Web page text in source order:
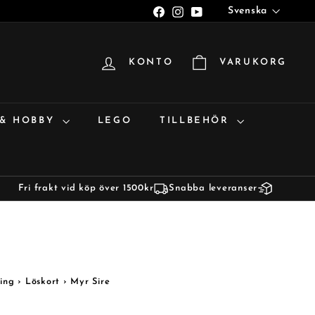
Facebook
Instagram
YouTube
Språk
Svenska
KONTO VARUKORG
HOBBY LEGO TILLBEHÖR
Fri frakt vid köp över 1500kr Snabba leveranser
› Löskort › Myr Sire